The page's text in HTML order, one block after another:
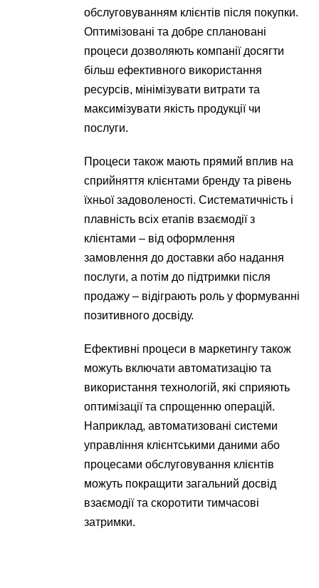
обслуговуванням клієнтів після покупки.
Оптимізовані та добре сплановані
процеси дозволяють компанії досягти
більш ефективного використання
ресурсів, мінімізувати витрати та
максимізувати якість продукції чи
послуги.
Процеси також мають прямий вплив на
сприйняття клієнтами бренду та рівень
їхньої задоволеності. Систематичність і
плавність всіх етапів взаємодії з
клієнтами – від оформлення
замовлення до доставки або надання
послуги, а потім до підтримки після
продажу – відіграють роль у формуванні
позитивного досвіду.
Ефективні процеси в маркетингу також
можуть включати автоматизацію та
використання технологій, які сприяють
оптимізації та спрощенню операцій.
Наприклад, автоматизовані системи
управління клієнтськими даними або
процесами обслуговування клієнтів
можуть покращити загальний досвід
взаємодії та скоротити тимчасові
затримки.